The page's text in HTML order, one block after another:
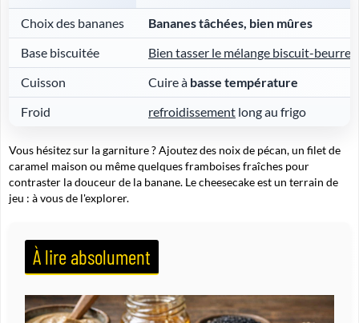
Choix des bananes
Bananes tâchées, bien mûres
Base biscuitée
Bien tasser le mélange biscuit-beurre
Cuisson
Cuire à basse température
Froid
refroidissement long au frigo
Vous hésitez sur la garniture ? Ajoutez des noix de pécan, un filet de
caramel maison ou même quelques framboises fraîches pour
contraster la douceur de la banane. Le cheesecake est un terrain de
jeu : à vous de l'explorer.
À lire absolument